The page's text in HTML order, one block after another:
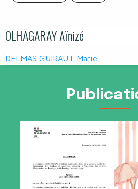
OLHAGARAY Aïnizé
Navigation
DELMAS GUIRAUT Marie